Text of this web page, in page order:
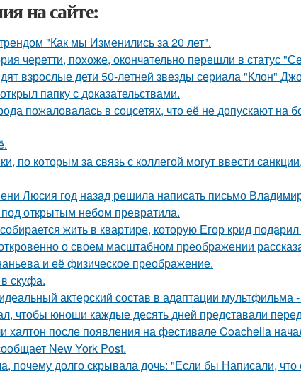
на сайте:
"Как мы Изменились за 20 лет".
черетти, похоже, окончательно перешли в статус
взрослые дети 50-летней звезды сериала "Клон"
папку с доказательствами.
пожаловалась в соцсетях, что её не допускают на
по которым за связь с коллегой могут ввести
Люсия год назад решила написать письмо
открытым небом превратила.
жить в квартире, которую Егор крид
о своем масштабном преображении
и её физическое преображение.
скуфа.
актерский состав в адаптации мультфильма
чтобы юноши каждые десять дней представали
халтон после появления на фестивале Coachella
New York Post.
почему долго скрывала дочь: "Если бы Написали,